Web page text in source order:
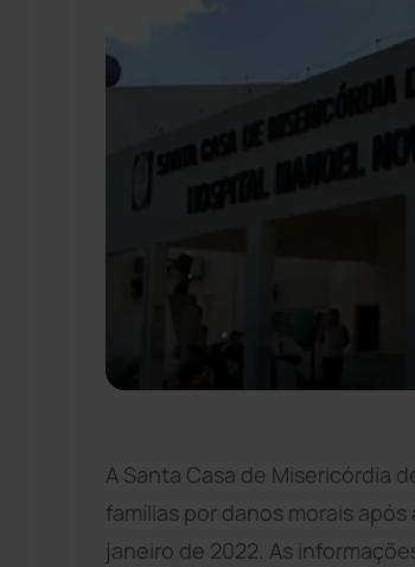
A Santa Casa de Misericórdia
famílias por danos morais
janeiro de 2022. As